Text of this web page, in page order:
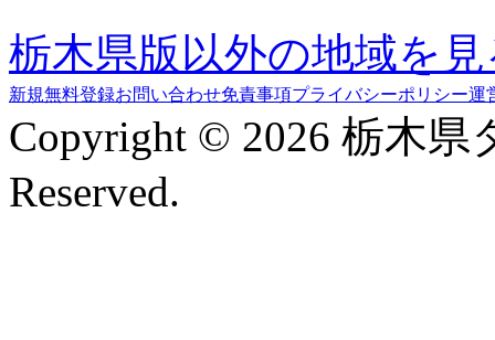
栃木県版以外の地域を
新規無料登録お問い合わせ免責事項プライバシーポリシー運
Copyright © 2026 栃木
Reserved.